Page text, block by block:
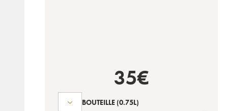
35€
BOUTEILLE (0.75L)